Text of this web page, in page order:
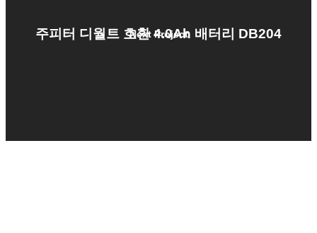
Next Project
주피터 디월트 호환 4.0Ah 배터리 DB204